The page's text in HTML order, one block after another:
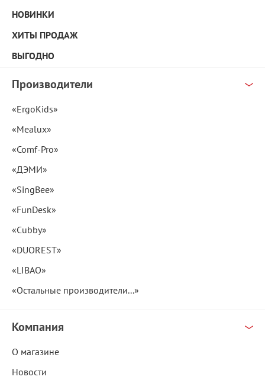
НОВИНКИ
ХИТЫ ПРОДАЖ
ВЫГОДНО
Производители
«ErgoKids»
«Mealux»
«Comf-Pro»
«ДЭМИ»
«SingBee»
«FunDesk»
«Cubby»
«DUOREST»
«LIBAO»
«Остальные производители...»
Компания
О магазине
Новости